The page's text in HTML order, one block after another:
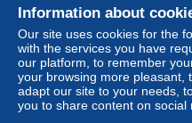
LIBERIA+SIERRA LEONE
Games Combined S/S -
Information about
Our site uses cookies for the
with the services you have
our platform, to remember
your browsing more pleasant,
adapt our site to your needs,
you to share content on social